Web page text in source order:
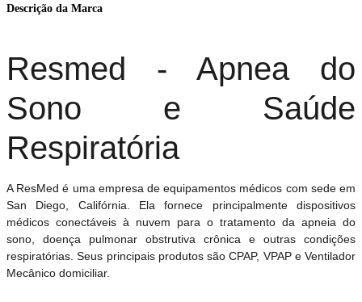
Descrição da Marca
Resmed - Apnea do
Sono e Saúde
Respiratória
A ResMed é uma empresa de equipamentos médicos com sede em
San Diego, Califórnia. Ela fornece principalmente dispositivos
médicos conectáveis ​​à nuvem para o tratamento da apneia do
sono, doença pulmonar obstrutiva crônica e outras condições
respiratórias. Seus principais produtos são CPAP, VPAP e Ventilador
Mecânico domiciliar.